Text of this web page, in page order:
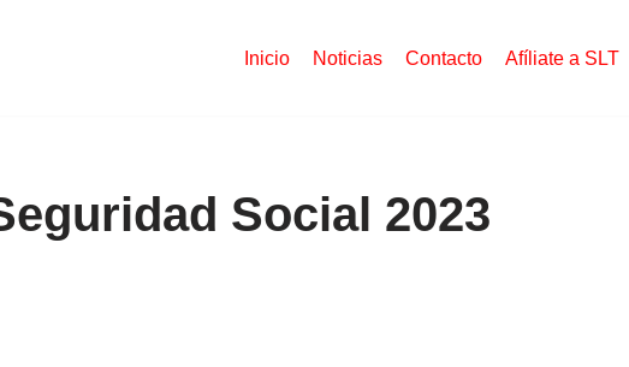
Inicio Noticias Contacto Afíliate a SLT
Social 2023